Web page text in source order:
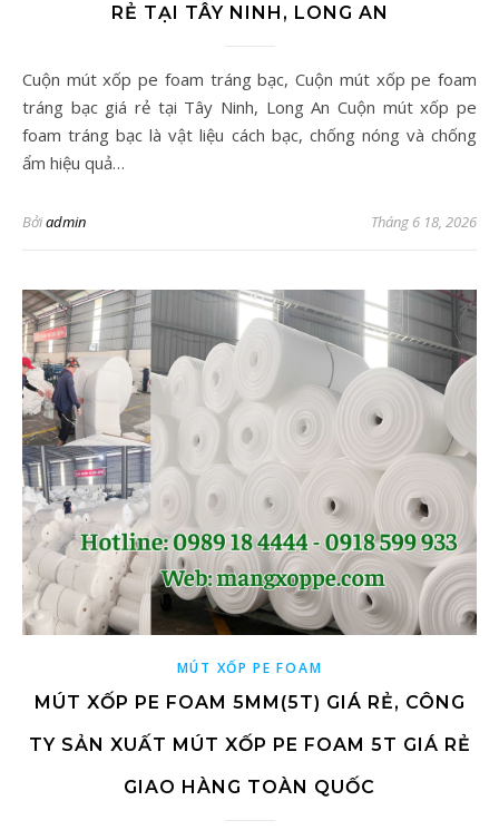
RẺ TẠI TÂY NINH, LONG AN
Cuộn mút xốp pe foam tráng bạc, Cuộn mút xốp pe foam
tráng bạc giá rẻ tại Tây Ninh, Long An Cuộn mút xốp pe
foam tráng bạc là vật liệu cách bạc, chống nóng và chống
ẩm hiệu quả…
Bởiadmin Tháng 6 18, 2026
MÚT XỐP PE FOAM
MÚT XỐP PE FOAM 5MM(5T) GIÁ RẺ, CÔNG
TY SẢN XUẤT MÚT XỐP PE FOAM 5T GIÁ RẺ
GIAO HÀNG TOÀN QUỐC